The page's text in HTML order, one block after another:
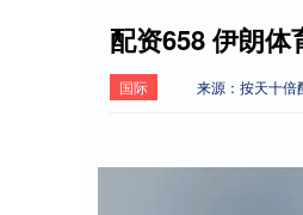
配资658 伊朗
国际 来源：按天十倍